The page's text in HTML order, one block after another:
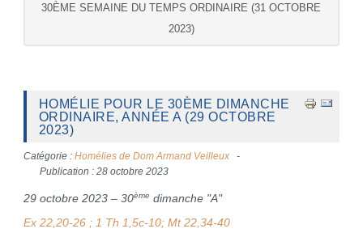
30ÈME SEMAINE DU TEMPS ORDINAIRE (31 OCTOBRE
2023)
HOMÉLIE POUR LE 30ÈME DIMANCHE
ORDINAIRE, ANNÉE A (29 OCTOBRE
2023)
Catégorie : Homélies de Dom Armand Veilleux
Publication : 28 octobre 2023
29 octobre 2023 – 30ème dimanche "A"
Ex 22,20-26 ; 1 Th 1,5c-10; Mt 22,34-40